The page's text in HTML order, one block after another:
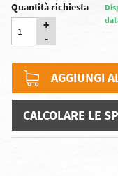
Quantità richiesta
+
-
AGGIUNGI
CALCOLARE LE